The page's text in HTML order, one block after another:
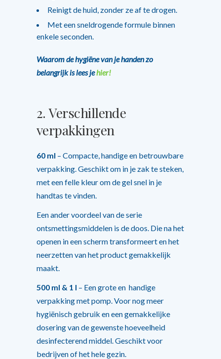
Reinigt de huid, zonder ze af te drogen.
Met een sneldrogende formule binnen
enkele seconden.
Waarom de hygiëne van je handen zo
belangrijk is lees jehier!
2.Verschillende
verpakkingen
60 ml – Compacte, handige en betrouwbare
verpakking. Geschikt om in je zak te steken,
met een felle kleur om de gel snel in je
handtas te vinden.
Een ander voordeel van de serie
ontsmettingsmiddelen is de doos. Die na het
openen in een scherm transformeert en het
neerzetten van het product gemakkelijk
maakt.
500 ml & 1 l – Een grote en handige
verpakking met pomp. Voor nog meer
hygiënisch gebruik en een gemakkelijke
dosering van de gewenste hoeveelheid
desinfecterend middel. Geschikt voor
bedrijven of het hele gezin.